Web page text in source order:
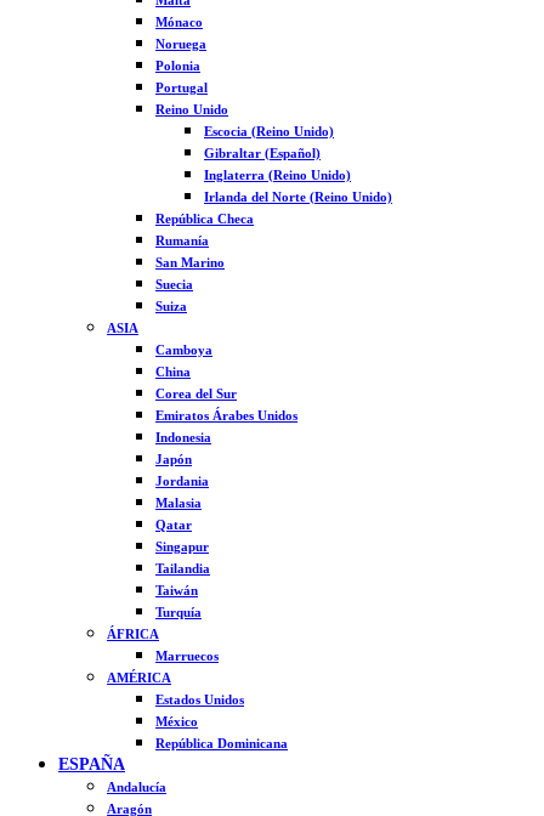
Mónaco
Noruega
Polonia
Portugal
Reino Unido
Escocia (Reino Unido)
Gibraltar (Español)
Inglaterra (Reino Unido)
Irlanda del Norte (Reino Unido)
República Checa
Rumanía
San Marino
Suecia
Suiza
ASIA
Camboya
China
Corea del Sur
Emiratos Árabes Unidos
Indonesia
Japón
Jordania
Malasia
Qatar
Singapur
Tailandia
Taiwán
Turquía
ÁFRICA
Marruecos
AMÉRICA
Estados Unidos
México
República Dominicana
ESPAÑA
Andalucía
Aragón